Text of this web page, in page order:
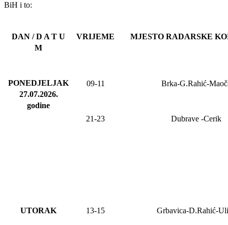
BiH i to:
DAN / D A T U
M
VRIJEME MJESTO RADARSKE
PONEDJELJAK
27.07.2026.
godine
09-11 Brka-G.Rahić-
21-23 Dubrave-Cerik
UTORAK 13-15 Grbavica-D.Rahić-